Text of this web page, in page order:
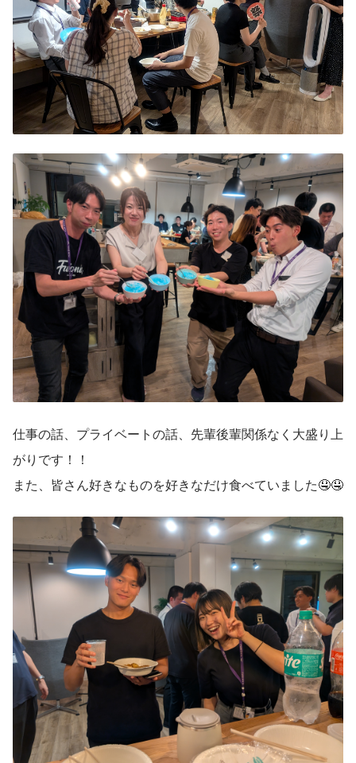
仕事の話、プライベートの話、先輩後輩関係なく大盛り上
がりです！！
また、皆さん好きなものを好きなだけ食べていました🤤🤤